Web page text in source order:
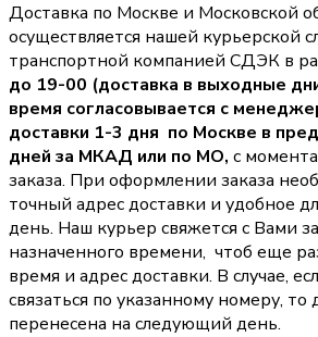
Доставка по Москве и Московской
осуществляется нашей курьерской
транспортной компанией СДЭК в
до 19-00 (доставка в выходные
время согласовывается с
доставки 1-3 дня по Москве в
дней за МКАД или по МО, с
заказа. При оформлении заказа
точный адрес доставки и удобное
день. Наш курьер свяжется с Вами
назначенного времени, чтоб еще
время и адрес доставки. В случае,
связаться по указанному номеру, то
перенесена на следующий день.